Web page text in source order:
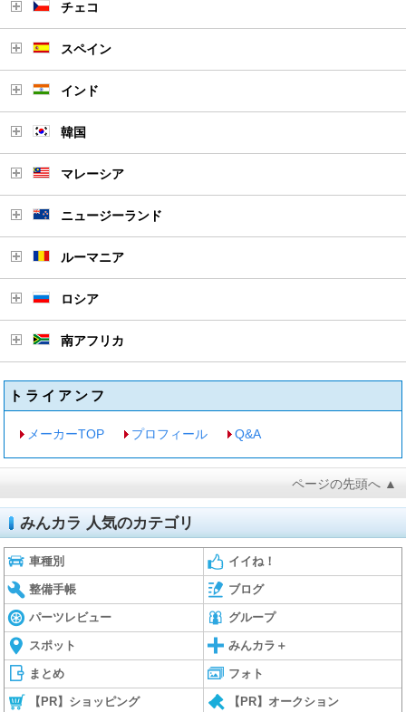
チェコ
スペイン
インド
韓国
マレーシア
ニュージーランド
ルーマニア
ロシア
南アフリカ
トライアンフ
メーカーTOP プロフィール Q&A
ページの先頭へ ▲
みんカラ 人気のカテゴリ
車種別 イイね！
整備手帳 ブログ
パーツレビュー グループ
スポット みんカラ＋
まとめ フォト
【PR】ショッピング 【PR】オークション